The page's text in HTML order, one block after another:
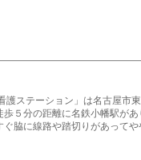
護ステーション」は名古屋市
歩５分の距離に名鉄小幡駅が
脇に線路や踏切りがあってや